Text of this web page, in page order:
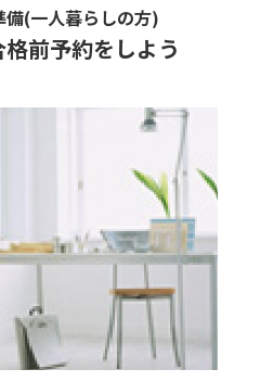
備(一人暮らしの方)
前予約をしよう